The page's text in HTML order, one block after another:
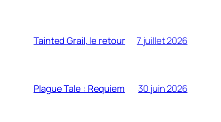
Tainted Grail, le retour 7 juillet 2026
Plague Tale : Requiem 30 juin 2026